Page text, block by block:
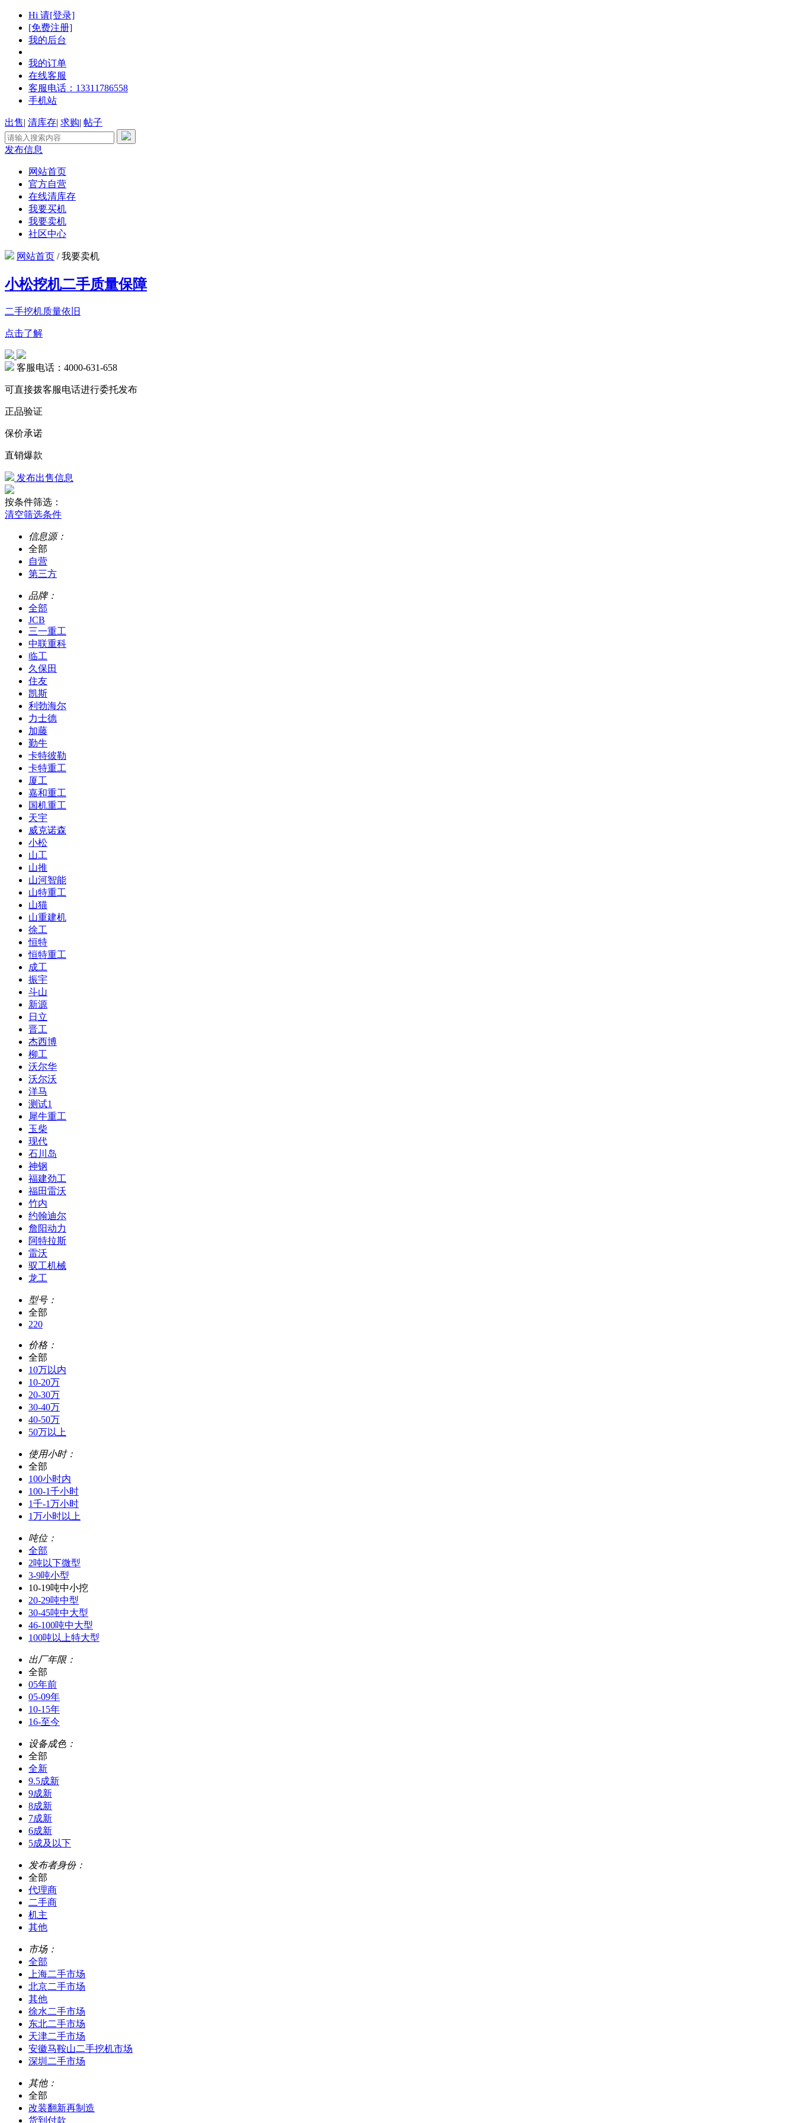
Hi 请[登录]
[免费注册]
我的后台
我的订单
在线客服
客服电话：13311786558
手机站
出售| 清库存| 求购| 帖子
发布信息
网站首页
官方自营
在线清库存
我要买机
我要卖机
社区中心
网站首页 /我要卖机
小松挖机二手质量保障
二手挖机质量依旧
点击了解
客服电话：4000-631-658
可直接拨客服电话进行委托发布
正品验证
保价承诺
直销爆款
发布出售信息
按条件筛选：
清空筛选条件
信息源：
全部
自营
第三方
品牌：
全部
JCB
三一重工
中联重科
临工
久保田
住友
凯斯
利勃海尔
力士德
加藤
勤牛
卡特彼勒
卡特重工
厦工
嘉和重工
国机重工
天宇
威克诺森
小松
山工
山推
山河智能
山特重工
山猫
山重建机
徐工
恒特
恒特重工
成工
振宇
斗山
新源
日立
晋工
杰西博
柳工
沃尔华
沃尔沃
洋马
测试1
犀牛重工
玉柴
现代
石川岛
神钢
福建劲工
福田雷沃
竹内
约翰迪尔
詹阳动力
阿特拉斯
雷沃
驭工机械
龙工
型号：
全部
220
价格：
全部
10万以内
10-20万
20-30万
30-40万
40-50万
50万以上
使用小时：
全部
100小时内
100-1千小时
1千-1万小时
1万小时以上
吨位：
全部
2吨以下微型
3-9吨小型
10-19吨中小挖
20-29吨中型
30-45吨中大型
46-100吨中大型
100吨以上特大型
出厂年限：
全部
05年前
05-09年
10-15年
16-至今
设备成色：
全部
全新
9.5成新
9成新
8成新
7成新
6成新
5成及以下
发布者身份：
全部
代理商
二手商
机主
其他
市场：
全部
上海二手市场
北京二手市场
其他
徐水二手市场
东北二手市场
天津二手市场
安徽马鞍山二手挖机市场
深圳二手市场
其他：
全部
改装翻新再制造
货到付款